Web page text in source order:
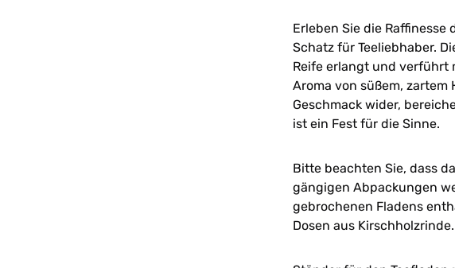
Erleben Sie die Raffinesse
Schatz für Teeliebhaber.
Reife erlangt und verführt
Aroma von süßem,
Geschmack wider,
ist ein Fest für die Sinne.
Bitte beachten Sie, dass
gängigen Abpackungen
gebrochenen Fladens
Dosen aus